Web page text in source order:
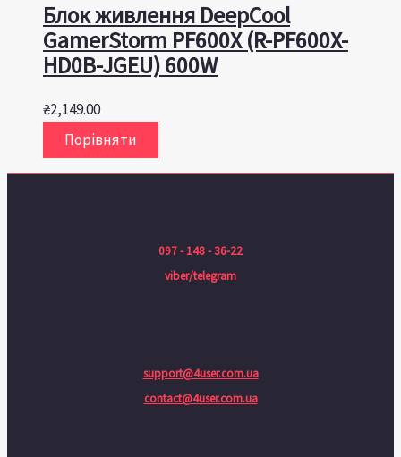
Блок живлення DeepCool
GamerStorm PF600X (R-PF600X-
HD0B-JGEU) 600W
₴2,149.00
Порівняти
097 - 148 - 36-22
viber/telegram
support@4user.com.ua
contact@4user.com.ua